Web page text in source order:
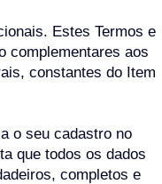
Estes Termos e
complementares aos
constantes do Item
o seu cadastro no
que todos os dados
completos e